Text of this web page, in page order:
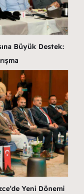
Büyük Destek:
Yeni Dönemi